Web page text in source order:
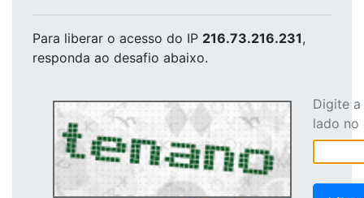
Para liberar o acesso do IP 216.73.216.231,
responda ao desafio abaixo.
Digite
lado no